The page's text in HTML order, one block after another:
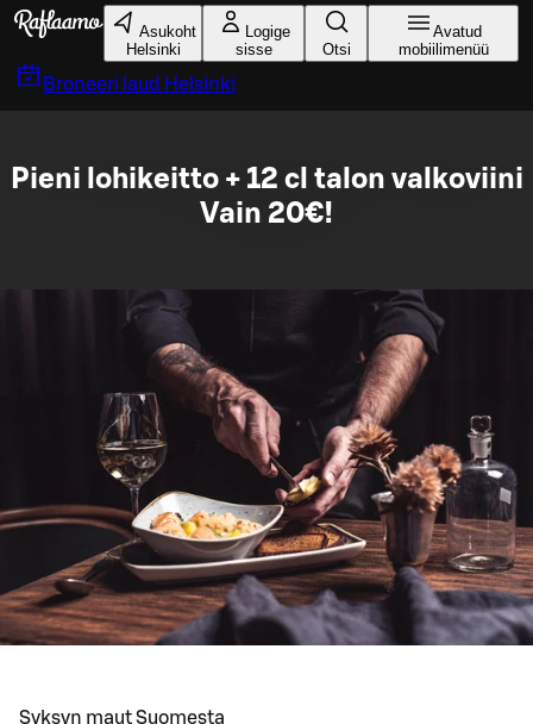
Liigu peamise sisu juurde
Asukoht
Helsinki
Logige
sisse
Otsi
Avatud
mobiilimenüü
Broneeri laud Helsinki
Pieni lohikeitto + 12 cl talon valkoviini
Vain 20€!
Syksyn maut Suomesta